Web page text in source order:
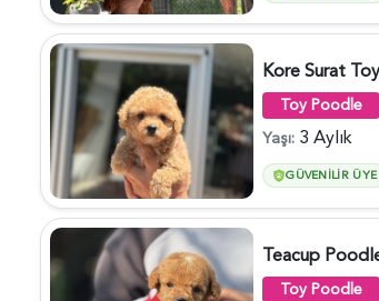
Toy Poodle
Yaşı: 3 Aylık
GÜVENILIR ÜYE
Toy Poodle